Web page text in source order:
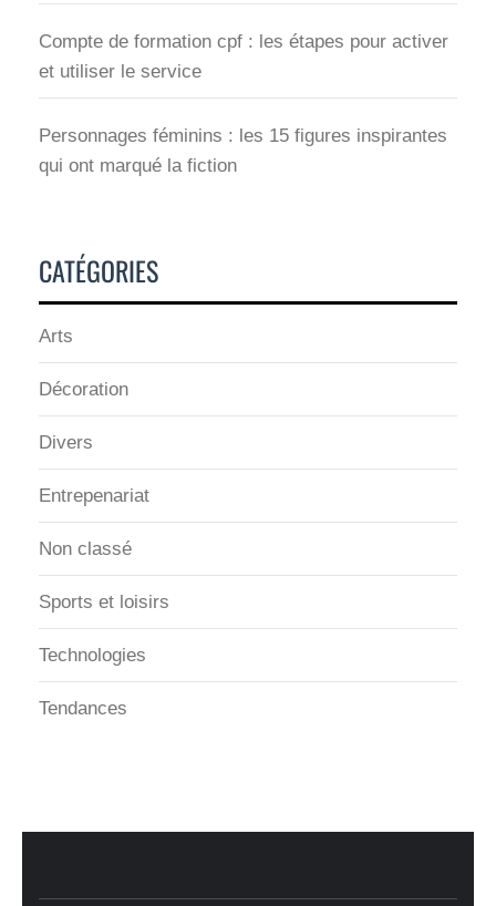
Compte de formation cpf : les étapes pour activer
et utiliser le service
Personnages féminins : les 15 figures inspirantes
qui ont marqué la fiction
CATÉGORIES
Arts
Décoration
Divers
Entrepenariat
Non classé
Sports et loisirs
Technologies
Tendances